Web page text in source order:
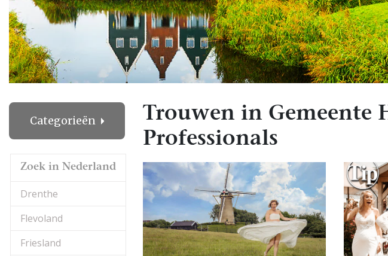
Categorieën
Zoek in Nederland
Drenthe
Flevoland
Friesland
Trouwen in Gemeente
Professionals